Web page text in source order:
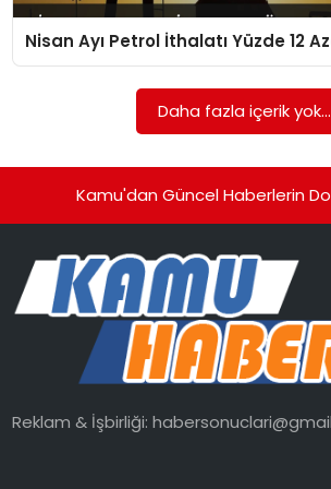
TEKNOLOJI
Nisan Ayı Petrol İthalatı Yüzde 12
Daha fazla içerik yok...
Kamu'dan Güncel Haberlerin
Reklam & İşbirliği: